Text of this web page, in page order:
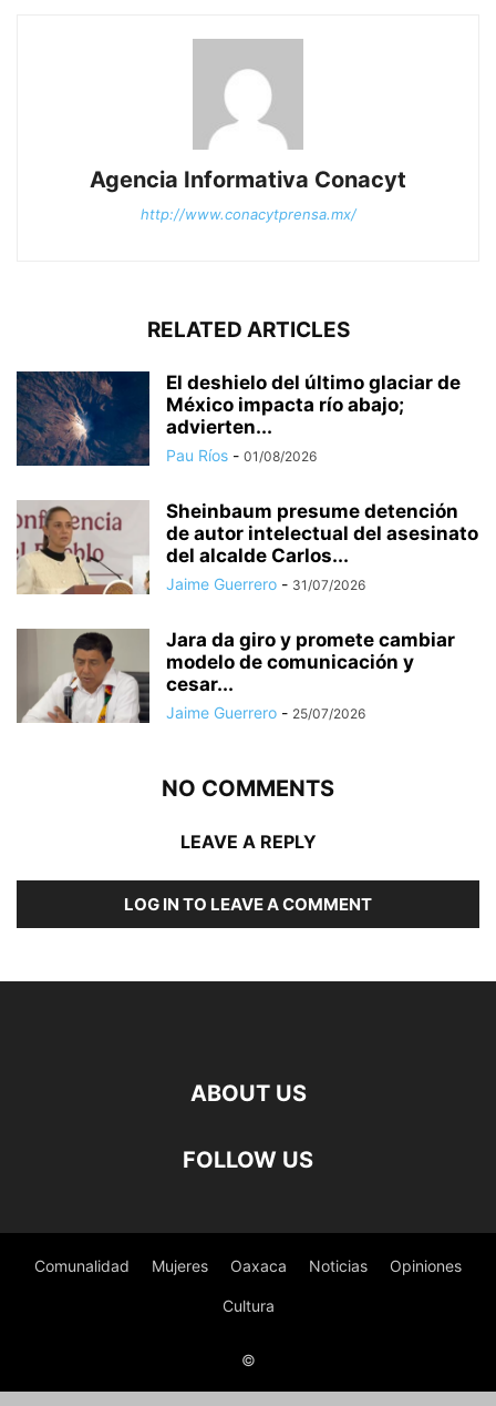
Agencia Informativa Conacyt
http://www.conacytprensa.mx/
RELATED ARTICLES
El deshielo del último glaciar de
México impacta río abajo;
advierten...
Pau Ríos - 01/08/2026
Sheinbaum presume detención
de autor intelectual del asesinato
del alcalde Carlos...
Jaime Guerrero - 31/07/2026
Jara da giro y promete cambiar
modelo de comunicación y
cesar...
Jaime Guerrero - 25/07/2026
NO COMMENTS
LEAVE A REPLY
LOG IN TO LEAVE A COMMENT
ABOUT US
FOLLOW US
Comunalidad Mujeres Oaxaca Noticias Opiniones
Cultura
©